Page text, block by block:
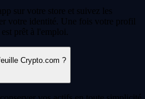
sur votre store et suivez les
votre identité. Une fois votre profil
prêt à l'emploi.
Crypto.com ?